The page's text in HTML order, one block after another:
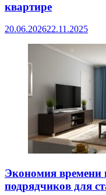
квартире
20.06.202622.11.2025
Экономия времени
подрядчиков для